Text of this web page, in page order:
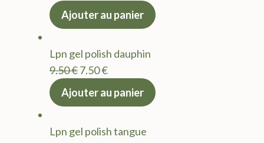
prix
9.50 €.
actuel
7.50 €.
Ajouter au panier
Lpn gel polish dauphin
9.50€Le
prix
9.50 €.
7.50€Le
actuel
7.50 €.
Ajouter au panier
Lpn gel polish tangue